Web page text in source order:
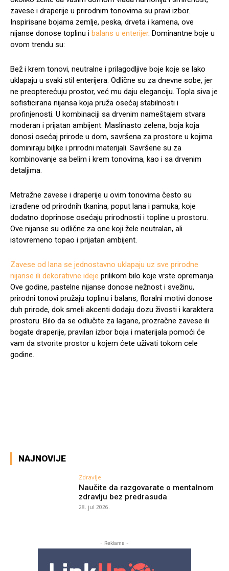
zavese i draperije u prirodnim tonovima su pravi izbor.
Inspirisane bojama zemlje, peska, drveta i kamena, ove
nijanse donose toplinu i balans u enterijer. Dominantne boje u
ovom trendu su:
Bež i krem tonovi, neutralne i prilagodljive boje koje se lako
uklapaju u svaki stil enterijera. Odlične su za dnevne sobe, jer
ne preopterećuju prostor, već mu daju eleganciju. Topla siva je
sofisticirana nijansa koja pruža osećaj stabilnosti i
profinjenosti. U kombinaciji sa drvenim nameštajem stvara
moderan i prijatan ambijent. Maslinasto zelena, boja koja
donosi osećaj prirode u dom, savršena za prostore u kojima
dominiraju biljke i prirodni materijali. Savršene su za
kombinovanje sa belim i krem tonovima, kao i sa drvenim
detaljima.
Metražne zavese i draperije u ovim tonovima često su
izrađene od prirodnih tkanina, poput lana i pamuka, koje
dodatno doprinose osećaju prirodnosti i topline u prostoru.
Ove nijanse su odlične za one koji žele neutralan, ali
istovremeno topao i prijatan ambijent.
Zavese od lana se jednostavno uklapaju uz sve prirodne
nijanse ili dekorativne ideje prilikom bilo koje vrste opremanja.
Ove godine, pastelne nijanse donose nežnost i svežinu,
prirodni tonovi pružaju toplinu i balans, floralni motivi donose
duh prirode, dok smeli akcenti dodaju dozu živosti i karaktera
prostoru. Bilo da se odlučite za lagane, prozračne zavese ili
bogate draperije, pravilan izbor boja i materijala pomoći će
vam da stvorite prostor u kojem ćete uživati tokom cele
godine.
NAJNOVIJE
Zdravlje
Naučite da razgovarate o mentalnom
zdravlju bez predrasuda
28. jul 2026.
- Reklama -